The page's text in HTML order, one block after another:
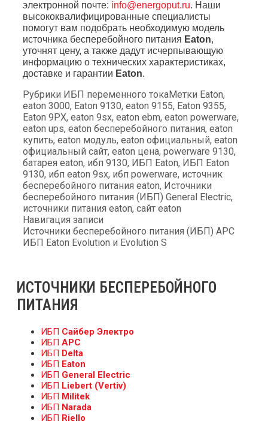
электронной почте: info@energoput.ru. Наши
высококвалифицированные специалисты
помогут вам подобрать необходимую модель
источника бесперебойного питания Eaton,
уточнят цену, а также дадут исчерпывающую
информацию о технических характеристиках,
доставке и гарантии Eaton.
Рубрики ИБП переменного токаМетки Eaton,
eaton 3000, Eaton 9130, eaton 9155, Eaton 9355,
Eaton 9PX, eaton 9sx, eaton ebm, eaton powerware,
eaton ups, eaton бесперебойного питания, eaton
купить, eaton модуль, eaton официальный, eaton
официальный сайт, eaton цена, powerware 9130,
батарея eaton, ибп 9130, ИБП Eaton, ИБП Eaton
9130, ибп eaton 9sx, ибп powerware, источник
бесперебойного питания eaton, Источники
бесперебойного питания (ИБП) General Electric,
источники питания eaton, сайт eaton
Навигация записи
Источники бесперебойного питания (ИБП) APC
ИБП Eaton Evolution и Evolution S
ИСТОЧНИКИ БЕСПЕРЕБОЙНОГО
ПИТАНИЯ
ИБП Сайбер Электро
ИБП APC
ИБП Delta
ИБП Eaton
ИБП General Electric
ИБП Liebert (Vertiv)
ИБП Militek
ИБП Narada
ИБП Riello